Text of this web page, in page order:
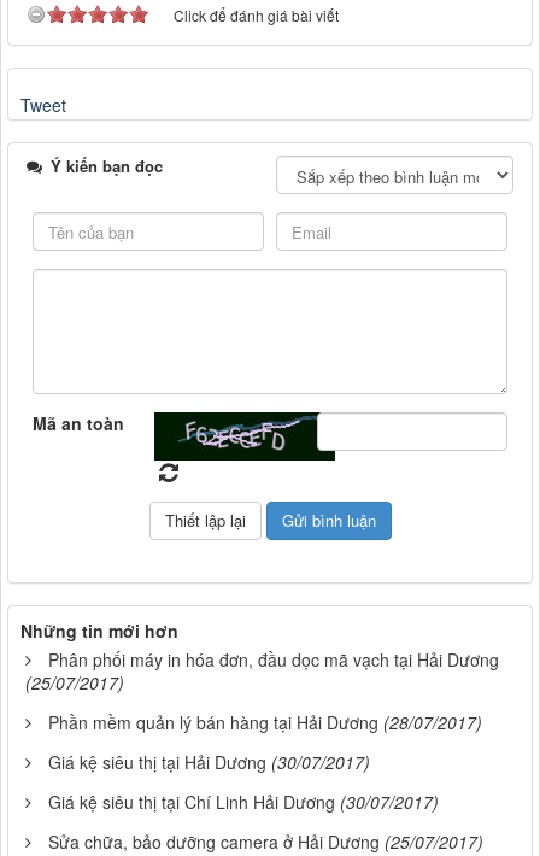
Click để đánh giá bài viết
Tweet
Ý kiến bạn đọc
Mã an toàn
Những tin mới hơn
Phân phối máy in hóa đơn, đầu dọc mã vạch tại Hải Dương
(25/07/2017)
Phần mềm quản lý bán hàng tại Hải Dương (28/07/2017)
Giá kệ siêu thị tại Hải Dương (30/07/2017)
Giá kệ siêu thị tại Chí Linh Hải Dương (30/07/2017)
Sửa chữa, bảo dưỡng camera ở Hải Dương (25/07/2017)